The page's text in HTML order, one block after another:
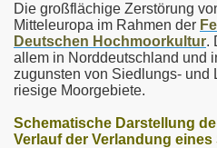
Die großflächige Zerstörung
Mitteleuropa im Rahmen der
Deutschen Hochmoorkultur.
allem in Norddeutschland und
zugunsten von Siedlungs- und
riesige Moorgebiete.
Schematische Darstellung
Verlauf der Verlandung eines